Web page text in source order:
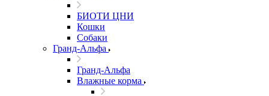
БИОТИ ЦНИ
Кошки
Собаки
Гранд-Альфа
Гранд-Альфа
Влажные корма